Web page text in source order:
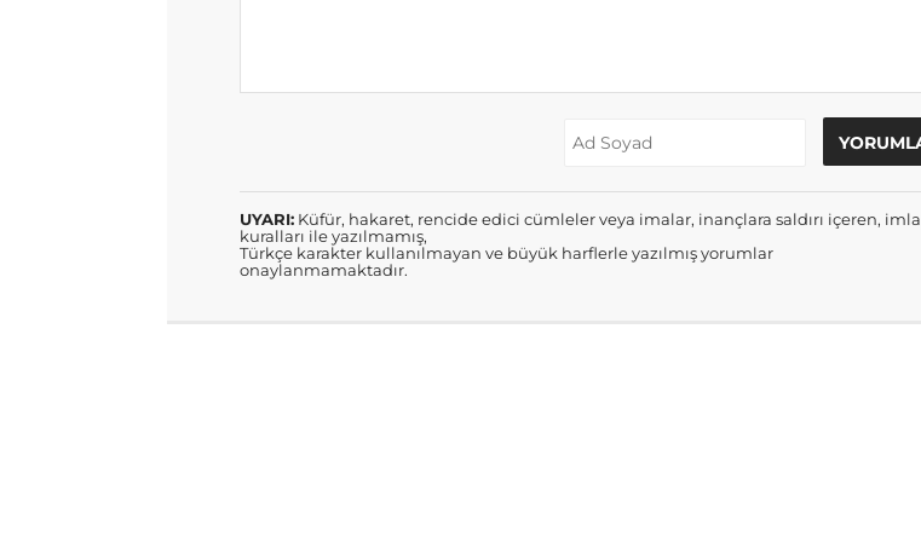
UYARI: Küfür, hakaret, rencide edici cümleler veya imalar, inançlara saldırı içeren, imla
kuralları ile yazılmamış,
Türkçe karakter kullanılmayan ve büyük harflerle yazılmış yorumlar
onaylanmamaktadır.